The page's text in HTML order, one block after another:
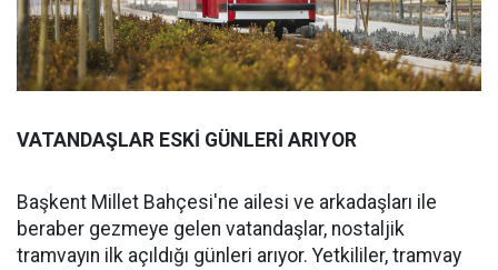
VATANDAŞLAR ESKİ GÜNLERİ ARIYOR
Başkent Millet Bahçesi'ne ailesi ve arkadaşları ile
beraber gezmeye gelen vatandaşlar, nostaljik
tramvayın ilk açıldığı günleri arıyor. Yetkililer, tramvay